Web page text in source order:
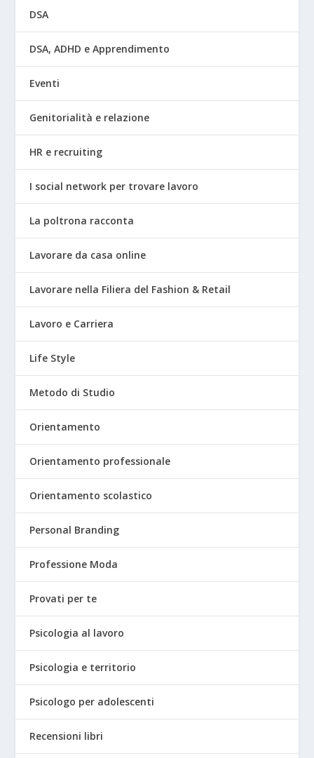
DSA
DSA, ADHD e Apprendimento
Eventi
Genitorialità e relazione
HR e recruiting
I social network per trovare lavoro
La poltrona racconta
Lavorare da casa online
Lavorare nella Filiera del Fashion & Retail
Lavoro e Carriera
Life Style
Metodo di Studio
Orientamento
Orientamento professionale
Orientamento scolastico
Personal Branding
Professione Moda
Provati per te
Psicologia al lavoro
Psicologia e territorio
Psicologo per adolescenti
Recensioni libri